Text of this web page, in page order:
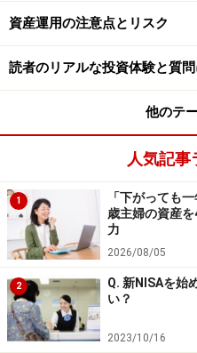
＜朝にメールチェッ
ならない場合も、緊急か
間を使うのはもったいな
打って午前中が終わった
た感が得られるので注意
し、メールのチェックや返
＜朝にTODOリス
い＞
資産運用の注意点とリスク
読者のリアルな投資体験と質
他のテ
人気記事
1
「下がっても
歳主婦の資産
力
2026/08/05
2
Q. 新NISAを始
い？
2023/10/16